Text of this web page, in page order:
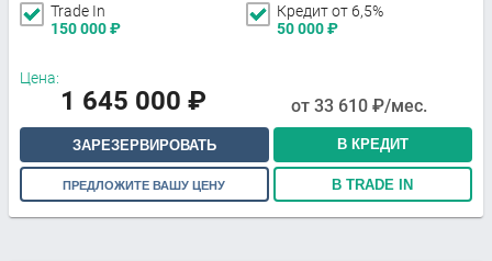
Trade In
150 000₽
Кредит от 6,5%
50 000₽
Цена:
1 645 000 ₽ от 33 610 ₽/мес.
ЗАРЕЗЕРВИРОВАТЬ В КРЕДИТ
ПРЕДЛОЖИТЕ ВАШУ ЦЕНУ В TRADE IN